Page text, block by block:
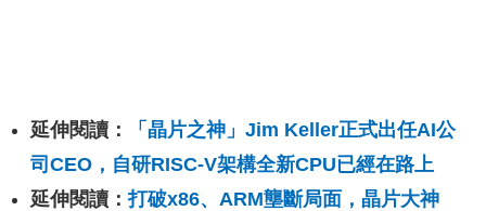
延伸閱讀：
「晶片之神」Jim Keller正式出任AI公
司CEO，自研RISC-V架構全新CPU已經在路上
延伸閱讀：打破x86、ARM壟斷局面，晶片大神